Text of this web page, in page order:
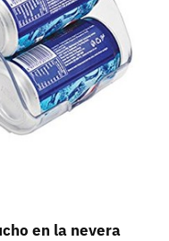
en la nevera